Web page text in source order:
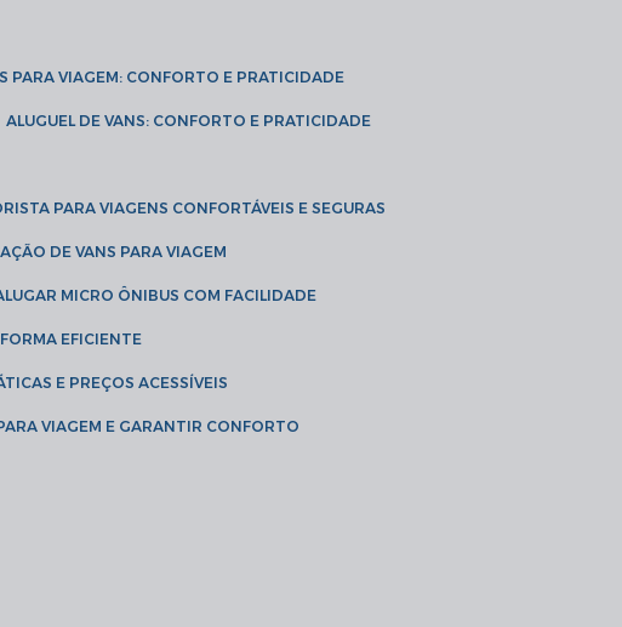
PARA VIAGEM: CONFORTO E PRATICIDADE
ALUGUEL DE VANS: CONFORTO E PRATICIDADE
PARA VIAGENS CONFORTÁVEIS E SEGURAS
DE VANS PARA VIAGEM
MICRO ÔNIBUS COM FACILIDADE
EFICIENTE
E PREÇOS ACESSÍVEIS
VIAGEM E GARANTIR CONFORTO